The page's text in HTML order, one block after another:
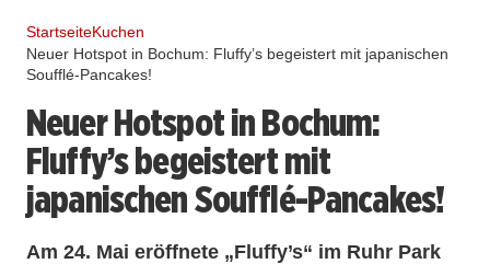
StartseiteKuchen
Neuer Hotspot in Bochum: Fluffy’s begeistert mit japanischen
Soufflé-Pancakes!
Neuer Hotspot in Bochum:
Fluffy’s begeistert mit
japanischen Soufflé-Pancakes!
Am 24. Mai eröffnete „Fluffy’s“ im Ruhr Park